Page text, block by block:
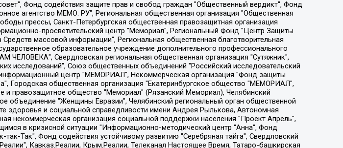
Ивановская областная общественная организация "Центр гендерных исследований", Гурман Юрий Альбертович, Медиапроект "ОВД-Инфо", Егоров Владимир Владимирович, Жилинский Владимир Александрович, Общество с ограниченной ответственностью "ЗП", Иванова София Юрьевна, Карезина Инна Павловна, Кильтау Екатерина Викторовна, Петров Алексей Викторович, Пискунов Сергей Евгеньевич, Смирнов Сергей Сергеевич, Тихонов Михаил Сергеевич, Общество с ограниченной ответственностью "ЖУРНАЛИСТ-ИНОСТРАННЫЙ АГЕНТ", Арапова Галина Юрьевна, Вольтская Татьяна Анатольевна, Американская компания "Mason G.E.S. Anonymous Foundation" (США), являющаяся владельцем интернет-издания https://mnews.world/, Компания "Stichting Bellingcat", зарегистрированная в Нидерландах (дата регистрации 11.07.2018), Захаров Андрей Вячеславович, Клепиковская Екатерина Дмитриевна, Общество с ограниченной ответственностью "МЕМО", Перл Роман Александрович, Симонов Евгений Алексеевич, Соловьева Елена Анатольевна, Сотников Даниил Владимирович, Сурначева Елизавета Дмитриевна, Автономная некоммерческая организация по защите прав человека и информированию населения "Якутия – Наше Мнение", Общество с ограниченной ответственностью "Москоу диджитал медиа", с 26.01.2023 Общество с ограниченной ответственностью "Чайка Белые сады", Ветошкина Валерия Валерьевна, Заговора Максим Александрович, Межрегиональное общественное движение "Российская ЛГБТ - сеть", Оленичев Максим Владимирович, Павлов Иван Юрьевич, Скворцова Елена Сергеевна, Общество с ограниченной ответственностью "Как бы инагент", Кочетков Игорь Викторович, Общество с ограниченной ответственностью "Честные выборы", Еланчик Олег Александрович, Общество с ограниченной ответственностью "Нобелевский призыв", Гималова Регина Эмилевна, Григорьев Андрей Валерьевич, Григорьева Алина Александровна, Ассоциация по содействию защите прав призывников, альтернативнослужащих и военнослужащих "Правозащитная группа "Гражданин.Армия.Право", Хисамова Регина Фаритовна, Автономная некоммерческая организация по реализации социально-правовых программ "Лилит", Дальневосточное общественное движение "Маяк", Санкт-Петербургская ЛГБТ-инициативная группа "Выход", Инициативная группа ЛГБТ+ "Реверс", Алексеев Андрей Викторович, Бекбулатова Таисия Львовна, Беляев Иван Михайлович, Владыкина Елена Сергеевна, Гельман Марат Александрович, Никульшина Вероника Юрьевна, Толоконникова Надежда Андреевна, Шендерович Виктор Анатольевич, Общество с ограниченной ответственностью "Данное сообщение", Общество с ограниченной ответственностью Издательский дом "Новая глава", Айнбиндер Александра Александровна, Московский комьюнити-центр для ЛГБТ+инициатив, Благотворительный фонд развития филантропии, Deutsche Welle (Германия, Kurt-Schumacher-Strasse 3, 53113 Bonn), Борзунова Мария Михайловна, Воробьев Виктор Викторович, Голубева Анна Львовна, Константинова Алла Михайловна, Малкова Ирина Владимировна, Мурадов Мурад Абдулгалимович, Осетинская Елизавета Николаевна, Понасенков Евгений Николаевич, Ганапольский Матвей Юрьевич, Киселев Евгений Алексеевич, Борухович Ирина Григорьевна, Дремин Иван Тимофеевич, Дубровский Дмитрий Викторович, Красноярская региональная общественная организация поддержки и развития альтернативных образовательных технологий и межкультурных коммуникаций "ИНТЕРРА", Маяковская Екатерина Алексеевна, Фейгин Марк Захарович, Филимонов Андрей Викторович, Дзугкоева Регина Николаевна, Доброхотов Роман Александрович, Дудь Юрий Александрович, Елкин Сергей Владимирович, Кругликов Кирилл Игоревич, Сабунаева Мария Леонидовна, Семенов Алексей Владимирович, Шаинян Карен Багратович, Шульман Екатерина Михайловна, Асафьев Артур Валерьевич, Вахштайн Виктор Семенович, Венедиктов Алексей Алексеевич, Лушникова Екатерина Евгеньевна, Волков Леонид Михайлович, Невзоров Александр Глебович, Пархоменко Сергей Борисович, Сироткин Ярослав Николаевич, Кара-Мурза Владимир Владимирович, Баранова Наталья Владимировна, Гозман Леонид Яковлевич, Кагарлицкий Борис Юльевич, Климарев Михаил Валерьевич, Милов Владимир Станиславович, Автономная некоммерческая организация Краснодарский центр современного искусства "Типография", Моргенштерн Алишер Тагирович, Соболь Любовь Эдуардовна, Общество с ограниченной ответственностью "ЛИЗА НОРМ", Каспаров Гарри Кимович, Ходорковский Михаил Борисович, Общество с ограниченной ответственностью "Апрельские тезисы", Данилович Ирина Брониславовна, Кашин Олег Владимирович, Петров Николай Владимирович, Пивоваров Алексей Владимирович, Соколов Михаил Владимирович, Цветкова Юлия Владимировна, Чичваркин Евгений Александрович, Комитет против пыток/Команда против пыток, Общество с ограниченной ответственностью "Первый научный", Общество с ограниченной ответственностью "Вертолет и ко", Белоцерковская Вероника Борисовна, Кац Максим Евгеньевич, Лазарева Татьяна Юрьевна, Шаведдинов Руслан Табризович, Яшин Илья Валерьевич, Общество с ограниченной ответственностью "Иноагент ААВ", Алешковский Дмитрий Петрович, Альбац Евгения Марковна, Быков Дмитрий Львович, Галямина Юлия Евгеньевна, Лойко Сергей Леонидович, Мартынов Кирилл Константинович, Медведев Сергей Александрович, Крашенинников Федор Геннадиевич, Гордеева Катерина Вл